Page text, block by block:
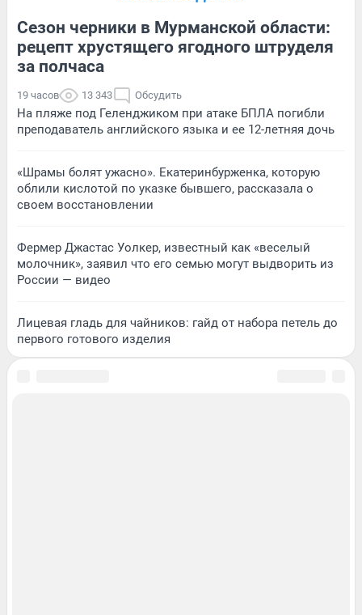
Сезон черники в Мурманской области:
рецепт хрустящего ягодного штруделя
за полчаса
19 часов 13 343 Обсудить
На пляже под Геленджиком при атаке БПЛА погибли
преподаватель английского языка и ее 12-летняя дочь
«Шрамы болят ужасно». Екатеринбурженка, которую
облили кислотой по указке бывшего, рассказала о
своем восстановлении
Фермер Джастас Уолкер, известный как «веселый
молочник», заявил что его семью могут выдворить из
России — видео
Лицевая гладь для чайников: гайд от набора петель до
первого готового изделия